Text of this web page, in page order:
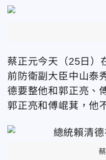
蔡正元今天（25日）
前防衛副大臣中山泰
德要整他和郭正亮、
郭正亮和傅崐萁，他